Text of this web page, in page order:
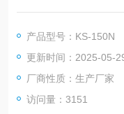
萃取。
散（二氧化硅、二氧化
3.加速溶解，加速化学反
产品型号：KS-150N
更新时间：2025-05-
厂商性质：生产厂家
访问量：3151